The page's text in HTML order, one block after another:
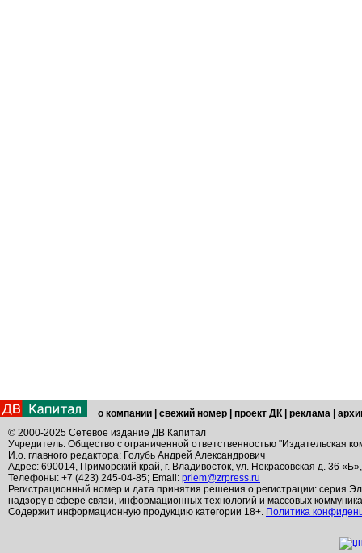
о компании свежий номер проект ДК реклама
© 2000-2025 Сетевое издание ДВ Капитал
Учредитель: Общество с ограниченной ответственностью "Издательская
И.о. главного редактора: Голубь Андрей Александрович
Адрес: 690014, Приморский край, г. Владивосток, ул. Некрасовская д. 36
Телефоны: +7 (423) 245-04-85; Email: priem@zrpress.ru
Регистрационный номер и дата принятия решения о регистрации: серия
надзору в сфере связи, информационных технологий и массовых
Содержит информационную продукцию категории 18+. Политика